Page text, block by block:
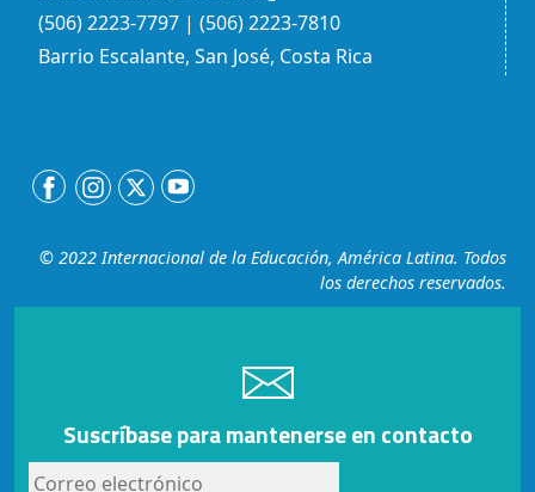
Barrio Escalante, San José, Costa Rica
los derechos reservados.
Suscríbase para mantenerse en contacto